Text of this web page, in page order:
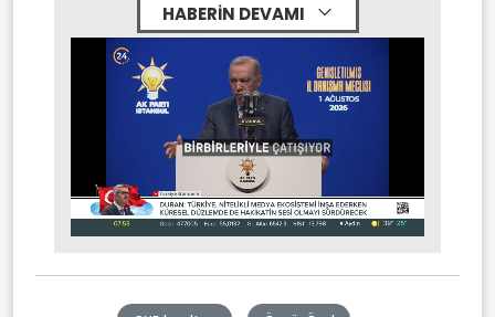
HABERİN DEVAMI
Mute Stream